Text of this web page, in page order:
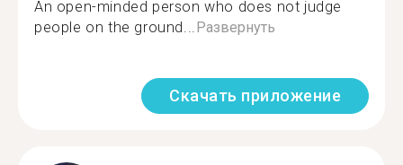
An open-minded person who does not judge
people on the ground...Развернуть
Скачать приложение